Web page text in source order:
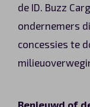
de ID. Buzz
ondernemers
concessies te
Benieuwd of